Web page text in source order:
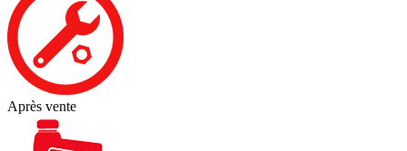
Après vente